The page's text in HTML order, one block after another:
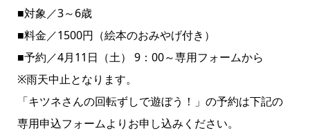
■対象／3～6歳
■料金／1500円（絵本のおみやげ付き）
■予約／4月11日（土） 9：00～専用フォームから
※雨天中止となります。
「キツネさんの回転ずしで遊ぼう！」の予約は下記の
専用申込フォームよりお申し込みください。